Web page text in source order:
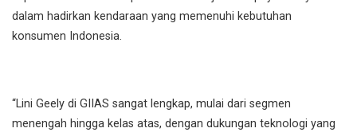
dalam hadirkan kendaraan yang memenuhi kebutuhan
konsumen Indonesia.
“Lini Geely di GIIAS sangat lengkap, mulai dari segmen
menengah hingga kelas atas, dengan dukungan teknologi yang